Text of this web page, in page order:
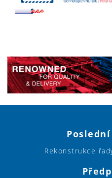
Rekonstrukce